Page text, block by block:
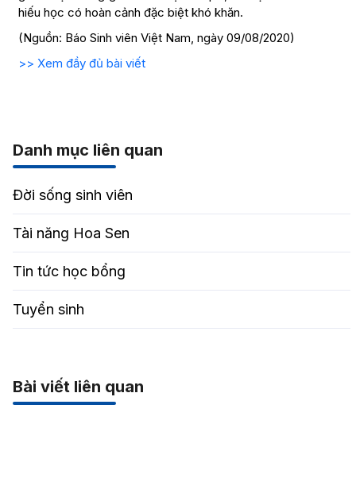
hiếu học có hoàn cảnh đặc biệt khó khăn.
(Nguồn: Báo Sinh viên Việt Nam, ngày 09/08/2020)
>> Xem đầy đủ bài viết
Danh mục liên quan
Đời sống sinh viên
Tài năng Hoa Sen
Tin tức học bổng
Tuyển sinh
Bài viết liên quan